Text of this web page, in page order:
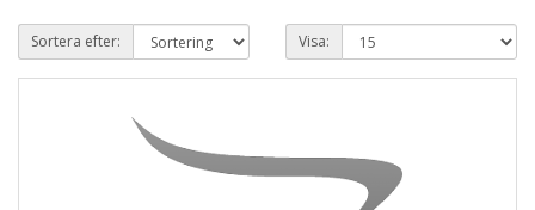
Sortera efter: Visa: